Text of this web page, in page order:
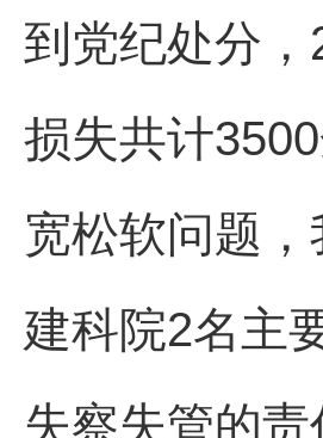
到党纪处分
损失共计
宽松软问题
建科院2名主
失察失管的